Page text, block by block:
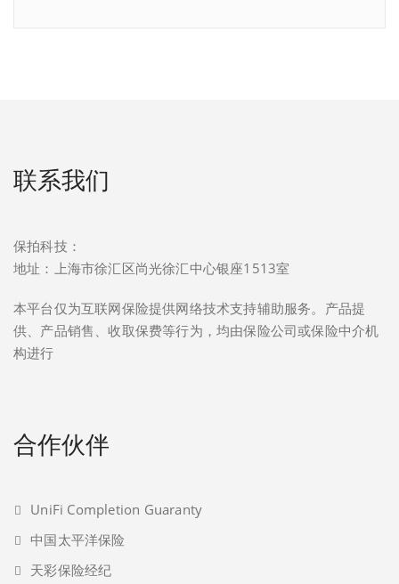
联系我们
保拍科技：
地址：上海市徐汇区尚光徐汇中心银座1513室
本平台仅为互联网保险提供网络技术支持辅助服务。产品提
供、产品销售、收取保费等行为，均由保险公司或保险中介机
构进行
合作伙伴
UniFi Completion Guaranty
中国太平洋保险
天彩保险经纪